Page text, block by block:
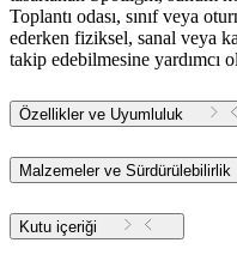
Toplantı odası, sınıf veya
ederken fiziksel, sanal veya
takip edebilmesine yardımcı
Özellikler ve Uyumluluk
Malzemeler ve Sürdürülebilirlik
Kutu içeriği